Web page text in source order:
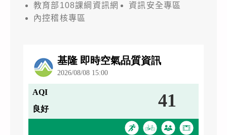
教育部108課綱資訊網
資訊安全專區
內控稽核專區